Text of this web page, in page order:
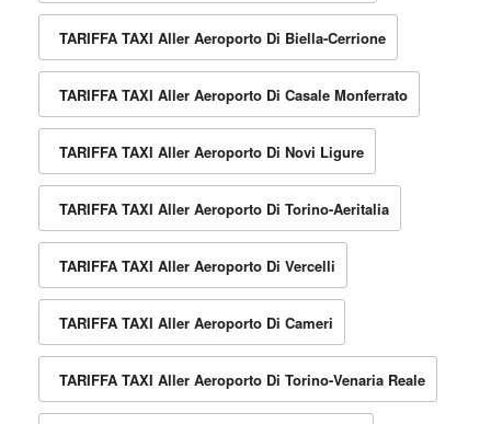
TARIFFA TAXI Aller Aeroporto Di Biella-Cerrione
TARIFFA TAXI Aller Aeroporto Di Casale Monferrato
TARIFFA TAXI Aller Aeroporto Di Novi Ligure
TARIFFA TAXI Aller Aeroporto Di Torino-Aeritalia
TARIFFA TAXI Aller Aeroporto Di Vercelli
TARIFFA TAXI Aller Aeroporto Di Cameri
TARIFFA TAXI Aller Aeroporto Di Torino-Venaria Reale